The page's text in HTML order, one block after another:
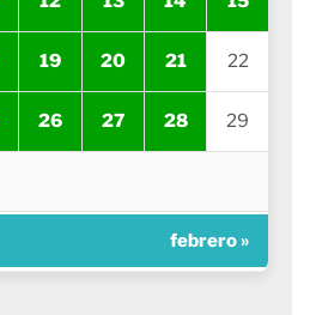
19 20 21 22
26 27 28 29
febrero »